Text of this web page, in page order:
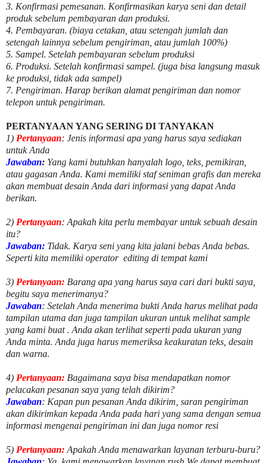
3. Konfirmasi pemesanan. Konfirmasikan karya seni dan detail
produk sebelum pembayaran dan produksi.
4. Pembayaran. (biaya cetakan, atau setengah jumlah dan
setengah lainnya sebelum pengiriman, atau jumlah 100%)
5. Sampel. Setelah pembayaran sebelum produksi
6. Produksi. Setelah konfirmasi sampel. (juga bisa langsung masuk
ke produksi, tidak ada sampel)
7. Pengiriman. Harap berikan alamat pengiriman dan nomor
telepon untuk pengiriman.
PERTANYAAN YANG SERING DI TANYAKAN
1) Pertanyaan: Jenis informasi apa yang harus saya sediakan
untuk Anda
Jawaban: Yang kami butuhkan hanyalah logo, teks, pemikiran,
atau gagasan Anda. Kami memiliki staf seniman grafis dan mereka
akan membuat desain Anda dari informasi yang dapat Anda
berikan.
2) Pertanyaan: Apakah kita perlu membayar untuksebuah desain
itu?
Jawaban: Tidak. Karya seni yang kita jalani bebas Anda bebas.
Seperti kita memiliki operator editing di tempat kami
3) Pertanyaan: Barang apa yang harus saya cari dari bukti saya,
begitu saya menerimanya?
Jawaban: Setelah Anda menerima bukti Anda harus melihat pada
tampilan utama dan juga tampilan ukuran untuk melihatsample
yang kami buat . Anda akan terlihat seperti pada ukuran yang
Anda minta. Anda juga harus memeriksa keakuratan teks, desain
dan warna.
4) Pertanyaan: Bagaimana saya bisa mendapatkan nomor
pelacakan pesanan saya yang telah dikirim?
Jawaban: Kapan pun pesanan Anda dikirim, saran pengiriman
akan dikirimkan kepada Anda pada hari yang sama dengan semua
informasi mengenai pengiriman ini dan juga nomorresi
5) Pertanyaan: Apakah Anda menawarkan layanan terburu-buru?